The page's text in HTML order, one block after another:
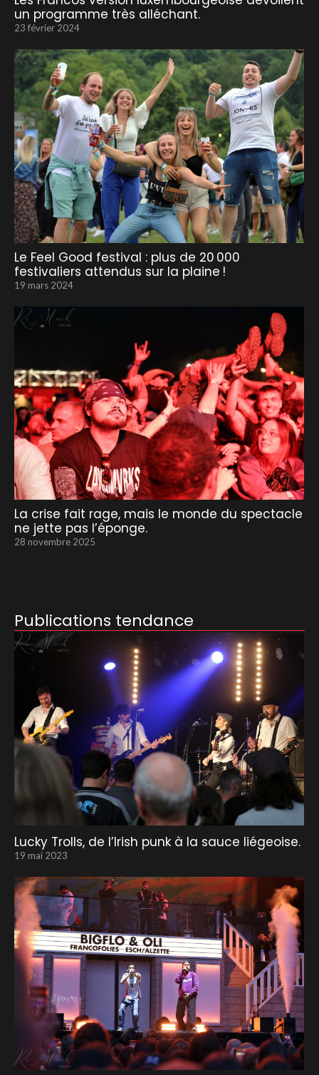
un programme très alléchant.
23 février 2024
Le Feel Good festival : plus de 20 000
festivaliers attendus sur la plaine !
19 mars 2024
La crise fait rage, mais le monde du spectacle
ne jette pas l’éponge.
28 novembre 2025
Publications tendance
Lucky Trolls, de l’Irish punk à la sauce liégeoise.
19 mai 2023